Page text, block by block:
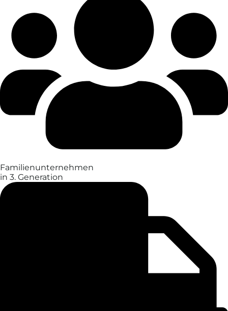
Familien­unter­nehmen
in 3. Generation